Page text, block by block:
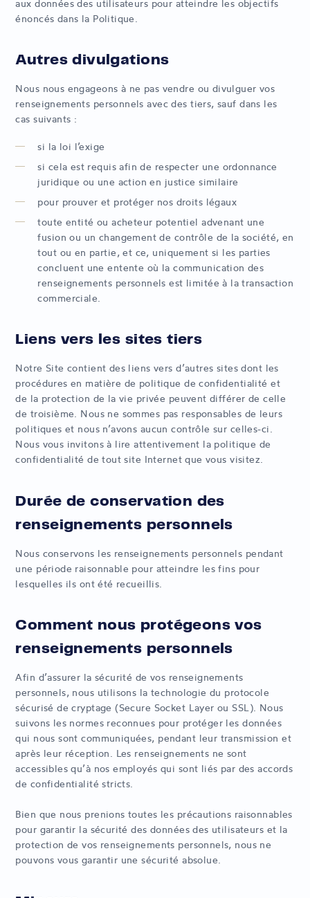
aux données des utilisateurs pour atteindre les objectifs
énoncés dans la Politique.
Autres divulgations
Nous nous engageons à ne pas vendre ou divulguer vos
renseignements personnels avec des tiers, sauf dans les
cas suivants :
si la loi l’exige
si cela est requis afin de respecter une ordonnance
juridique ou une action en justice similaire
pour prouver et protéger nos droits légaux
toute entité ou acheteur potentiel advenant une
fusion ou un changement de contrôle de la société, en
tout ou en partie, et ce, uniquement si les parties
concluent une entente où la communication des
renseignements personnels est limitée à la transaction
commerciale.
Liens vers les sites tiers
Notre Site contient des liens vers d’autres sites dont les
procédures en matière de politique de confidentialité et
de la protection de la vie privée peuvent différer de celle
de troisième. Nous ne sommes pas responsables de leurs
politiques et nous n’avons aucun contrôle sur celles-ci.
Nous vous invitons à lire attentivement la politique de
confidentialité de tout site Internet que vous visitez.
Durée de conservation des
renseignements personnels
Nous conservons les renseignements personnels pendant
une période raisonnable pour atteindre les fins pour
lesquelles ils ont été recueillis.
Comment nous protégeons vos
renseignements personnels
Afin d’assurer la sécurité de vos renseignements
personnels, nous utilisons la technologie du protocole
sécurisé de cryptage (Secure Socket Layer ou SSL). Nous
suivons les normes reconnues pour protéger les données
qui nous sont communiquées, pendant leur transmission et
après leur réception. Les renseignements ne sont
accessibles qu’à nos employés qui sont liés par des accords
de confidentialité stricts.
Bien que nous prenions toutes les précautions raisonnables
pour garantir la sécurité des données des utilisateurs et la
protection de vos renseignements personnels, nous ne
pouvons vous garantir une sécurité absolue.